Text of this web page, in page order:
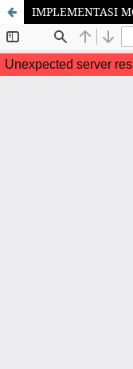
IMPLEMENTASI